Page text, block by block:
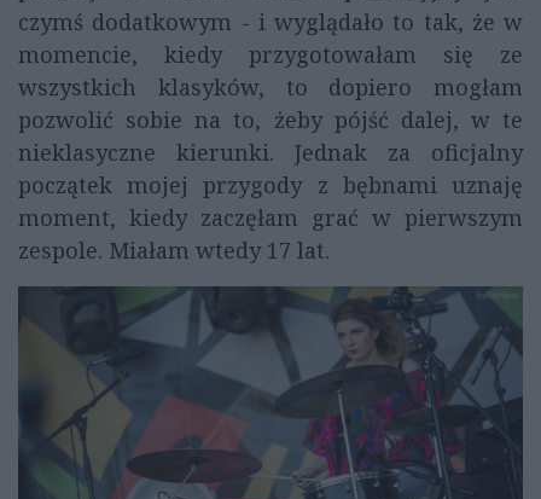
czymś dodatkowym - i wyglądało to tak, że w
momencie, kiedy przygotowałam się ze
wszystkich klasyków, to dopiero mogłam
pozwolić sobie na to, żeby pójść dalej, w te
nieklasyczne kierunki. Jednak za oficjalny
początek mojej przygody z bębnami uznaję
moment, kiedy zaczęłam grać w pierwszym
zespole. Miałam wtedy 17 lat.